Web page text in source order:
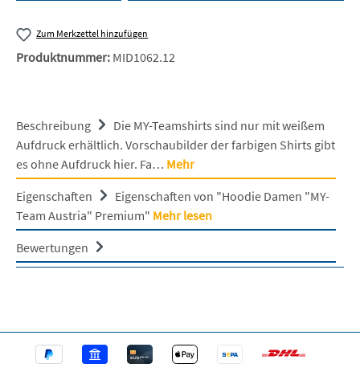
Zum Merkzettel hinzufügen
Produktnummer: MID1062.12
Beschreibung
Die MY-Teamshirts sind nur mit weißem
Aufdruck erhältlich. Vorschaubilder der farbigen Shirts gibt
es ohne Aufdruck hier. Fa… Mehr
Eigenschaften
Eigenschaften von "Hoodie Damen "MY-
Team Austria" Premium" Mehr lesen
Bewertungen